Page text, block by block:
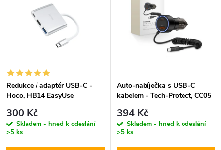
ů
Redukce / adaptér USB-C -
Hoco, HB14 EasyUse
300 Kč
Skladem - hned k odeslání
>5 ks
Auto-nabíječka s USB-C
kabelem - Tech-Protect, CC05
394 Kč
Skladem - hned k odeslání
>5 ks